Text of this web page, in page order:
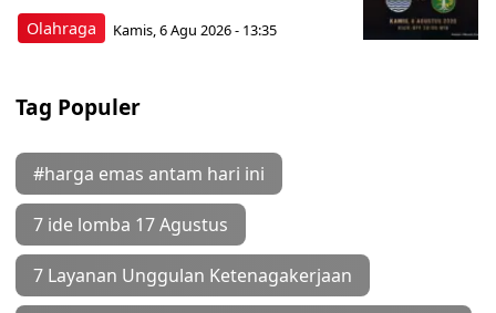
Olahraga Kamis, 6 Agu 2026 - 13:35
Tag Populer
#harga emas antam hari ini
7 ide lomba 17 Agustus
7 Layanan Unggulan Ketenagakerjaan